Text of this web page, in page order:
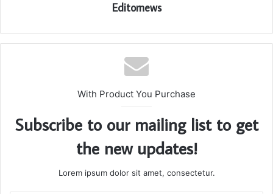
Editornews
With Product You Purchase
Subscribe to our mailing list to get
the new updates!
Lorem ipsum dolor sit amet, consectetur.